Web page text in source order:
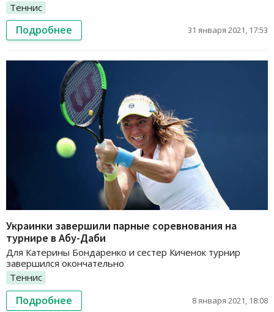
Теннис
Подробнее 31 января 2021, 17:53
Украинки завершили парные соревнования на
турнире в Абу-Даби
Для Катерины Бондаренко и сестер Киченок турнир
завершился окончательно
Теннис
Подробнее 8 января 2021, 18:08